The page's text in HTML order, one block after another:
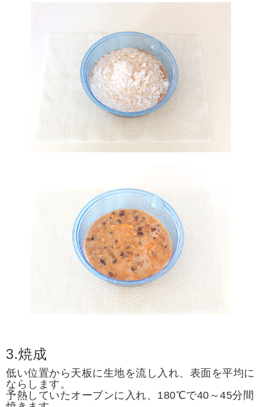
3.焼成
低い位置から天板に生地を流し入れ、表面を平均に
ならします。
予熱していたオーブンに入れ、180℃で40～45分間